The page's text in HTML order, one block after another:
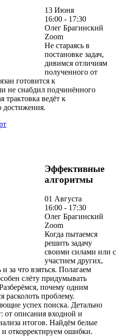
13 Июня
16:00 - 17:30
Олег Брагинский
Zoom
Не стараясь в
постановке задач,
дивимся отличиям
полученного от
готовится к
не снабдил подчинённого
ведёт к
достижения.
Эффективные
алгоритмы
01 Августа
16:00 - 17:30
Олег Брагинский
Zoom
Когда пытаемся
решить задачу
своими силами или с
участием других,
и за что взяться. Полагаем
слёту придумывать
почему одним
расколоть проблему.
успех поиска. Детально
описания входной и
итогов. Найдём белые
откорректируем ошибки.